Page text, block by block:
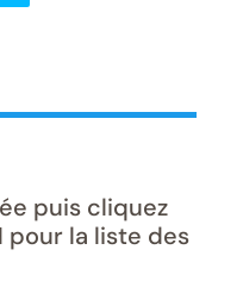
puis cliquez
pour la liste des